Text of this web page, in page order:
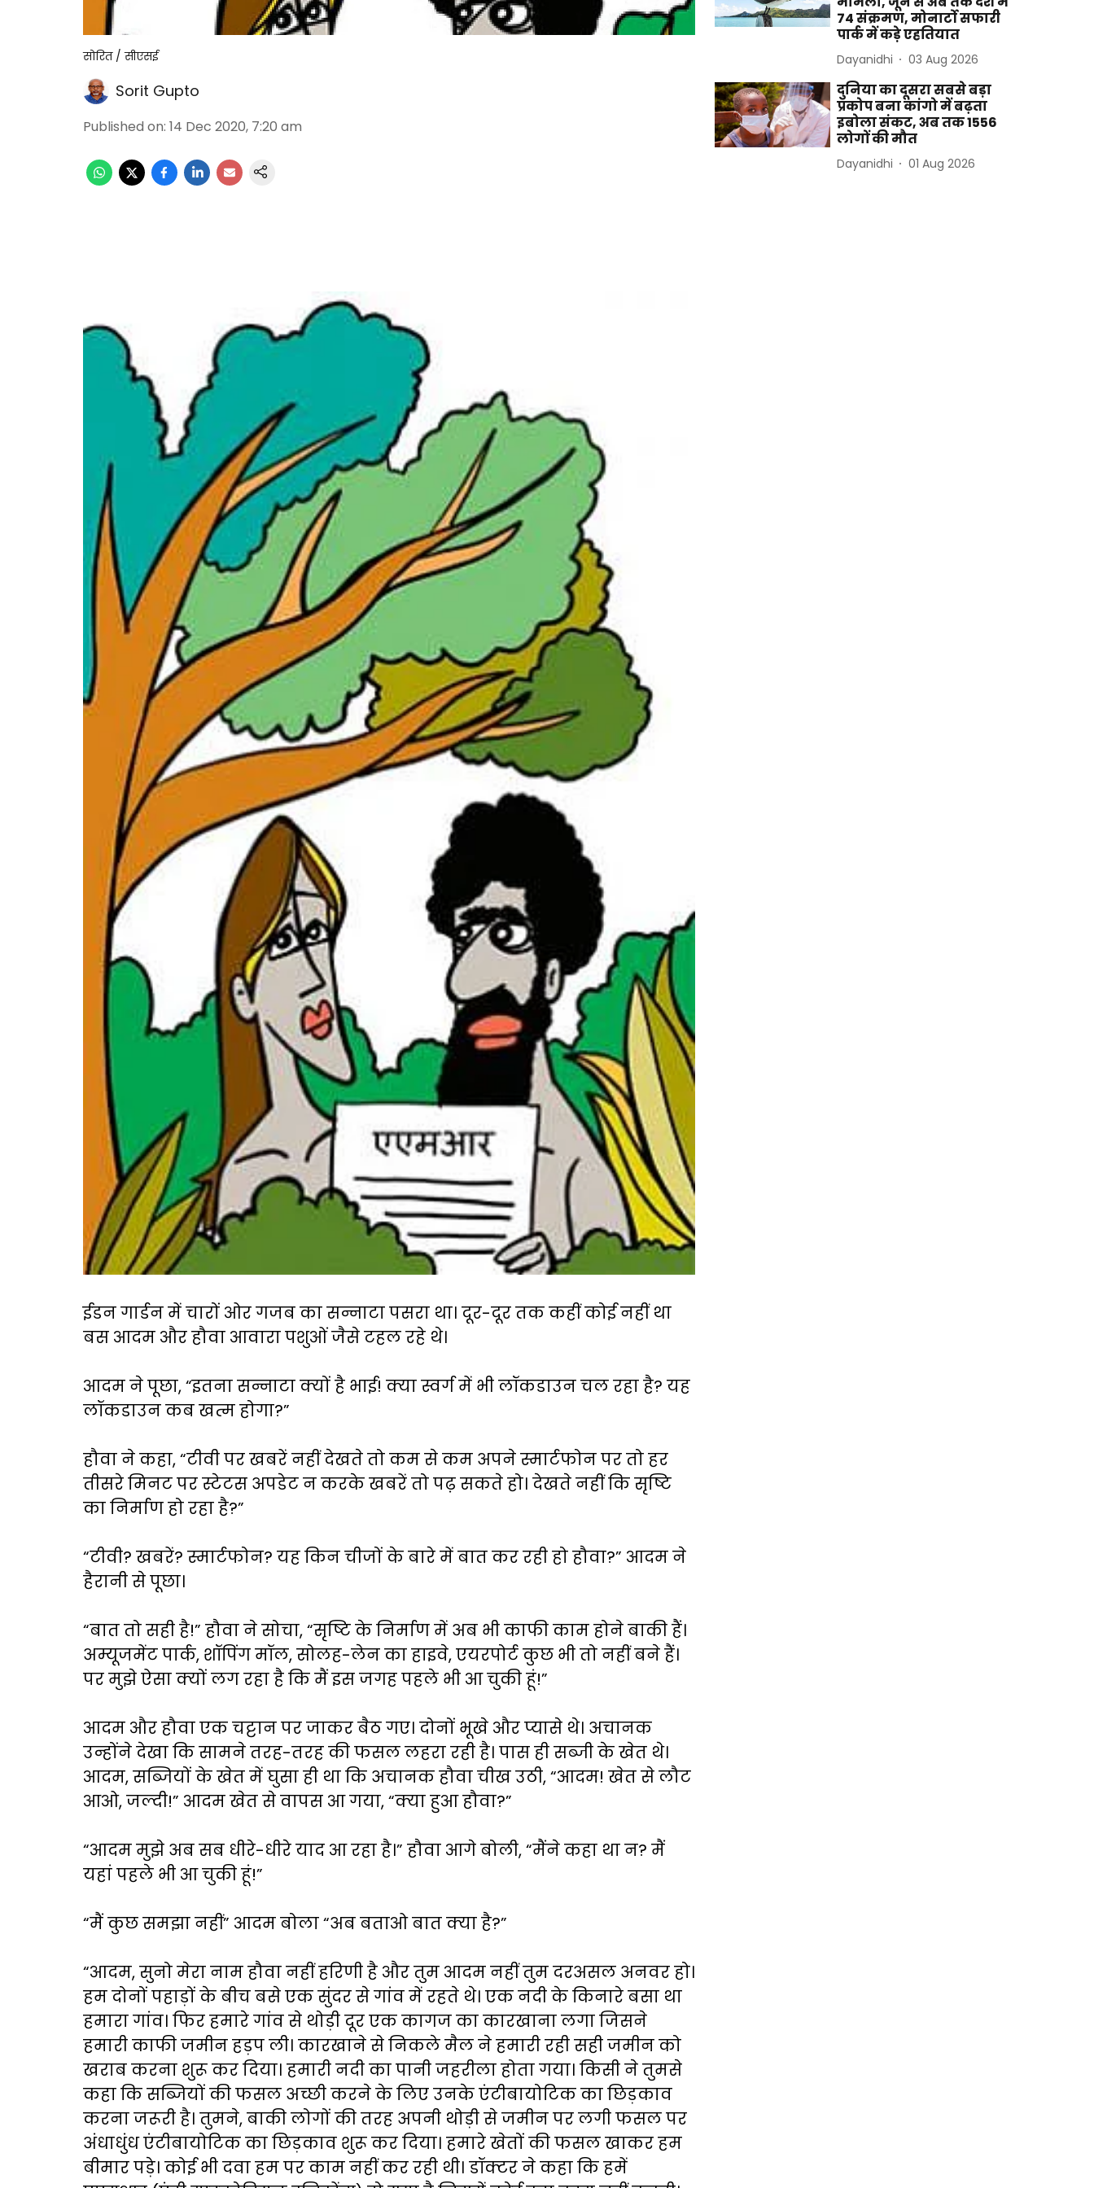
सोरित / सीएसई
Sorit Gupto
Published on: 14 Dec 2020, 7:20 am
ईडन गार्डन में चारों ओर गजब का सन्नाटा पसरा था। दूर-दूर तक कहीं कोई नहीं था
बस आदम और हौवा आवारा पशुओं जैसे टहल रहे थे।
आदम ने पूछा, “इतना सन्नाटा क्यों है भाई! क्या स्वर्ग में भी लॉकडाउन चल रहा है? यह
लॉकडाउन कब खत्म होगा?”
हौवा ने कहा, “टीवी पर खबरें नहीं देखते तो कम से कम अपने स्मार्टफोन पर तो हर
तीसरे मिनट पर स्टेटस अपडेट न करके खबरें तो पढ़ सकते हो। देखते नहीं कि सृष्टि
का निर्माण हो रहा है?”
“टीवी? खबरें? स्मार्टफोन? यह किन चीजों के बारे में बात कर रही हो हौवा?” आदम ने
हैरानी से पूछा।
“बात तो सही है!” हौवा ने सोचा, “सृष्टि के निर्माण में अब भी काफी काम होने बाकी हैं।
अम्यूजमेंट पार्क, शॉपिंग मॉल, सोलह-लेन का हाइवे, एयरपोर्ट कुछ भी तो नहीं बने हैं।
पर मुझे ऐसा क्यों लग रहा है कि मैं इस जगह पहले भी आ चुकी हूं!”
आदम और हौवा एक चट्टान पर जाकर बैठ गए। दोनों भूखे और प्यासे थे। अचानक
उन्होंने देखा कि सामने तरह-तरह की फसल लहरा रही है। पास ही सब्जी के खेत थे।
आदम, सब्जियों के खेत में घुसा ही था कि अचानक हौवा चीख उठी, “आदम! खेत से लौट
आओ, जल्दी!” आदम खेत से वापस आ गया, “क्या हुआ हौवा?”
“आदम मुझे अब सब धीरे-धीरे याद आ रहा है।” हौवा आगे बोली, “मैंने कहा था न? मैं
यहां पहले भी आ चुकी हूं!”
“मैं कुछ समझा नहीं” आदम बोला “अब बताओ बात क्या है?”
“आदम, सुनो मेरा नाम हौवा नहीं हरिणी है और तुम आदम नहीं तुम दरअसल अनवर हो।
हम दोनों पहाड़ों के बीच बसे एक सुंदर से गांव में रहते थे। एक नदी के किनारे बसा था
हमारा गांव। फिर हमारे गांव से थोड़ी दूर एक कागज का कारखाना लगा जिसने
हमारी काफी जमीन हड़प ली। कारखाने से निकले मैल ने हमारी रही सही जमीन को
खराब करना शुरू कर दिया। हमारी नदी का पानी जहरीला होता गया। किसी ने तुमसे
कहा कि सब्जियों की फसल अच्छी करने के लिए उनके एंटीबायोटिक का छिड़काव
करना जरूरी है। तुमने, बाकी लोगों की तरह अपनी थोड़ी से जमीन पर लगी फसल पर
अंधाधुंध एंटीबायोटिक का छिड़काव शुरू कर दिया। हमारे खेतों की फसल खाकर हम
बीमार पड़े। कोई भी दवा हम पर काम नहीं कर रही थी। डॉक्टर ने कहा कि हमें
74 संक्रमण, मोनार्टो सफारी
पार्क में कड़े एहतियात
Dayanidhi 03 Aug 2026
दुनिया का दूसरा सबसे बड़ा
प्रकोप बना कांगो में बढ़ता
इबोला संकट, अब तक 1556
लोगों की मौत
Dayanidhi 01 Aug 2026